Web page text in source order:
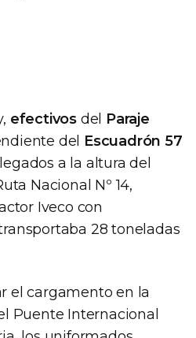
efectivos del Paraje
del Escuadrón 57
a la altura del
Nacional Nº 14,
Iveco con
28 toneladas
el cargamento en la
Puente Internacional